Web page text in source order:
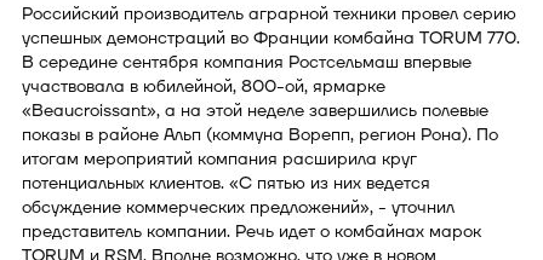
Российский производитель аграрной техники провел серию
успешных демонстраций во Франции комбайна TORUM 770.
В середине сентября компания Ростсельмаш впервые
участвовала в юбилейной, 800-ой, ярмарке
«Beaucroissant», а на этой неделе завершились полевые
показы в районе Альп (коммуна Ворепп, регион Рона). По
итогам мероприятий компания расширила круг
потенциальных клиентов. «С пятью из них ведется
обсуждение коммерческих предложений», - уточнил
представитель компании. Речь идет о комбайнах марок